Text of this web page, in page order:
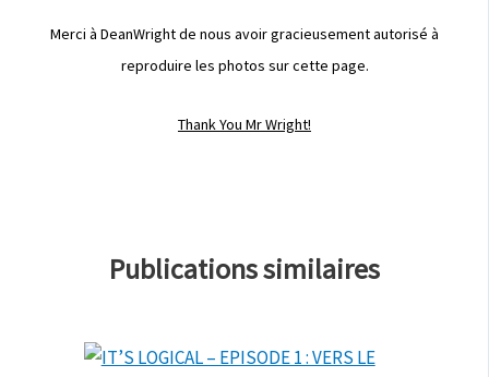
Merci à DeanWright de nous avoir gracieusement autorisé à
reproduire les photos sur cette page.
Thank You Mr Wright!
Publications similaires